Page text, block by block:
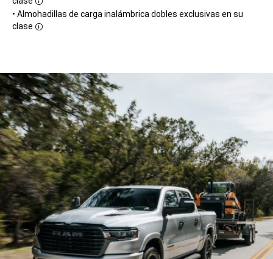
Disclosure
• Almohadillas de carga inalámbrica dobles exclusivas en su
clase
Disclosure